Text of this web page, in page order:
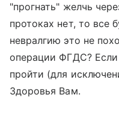
"прогнать" желчь
протоках нет, то все
невралгию это не
операции ФГДС? Если
пройти (для
Здоровья Вам.